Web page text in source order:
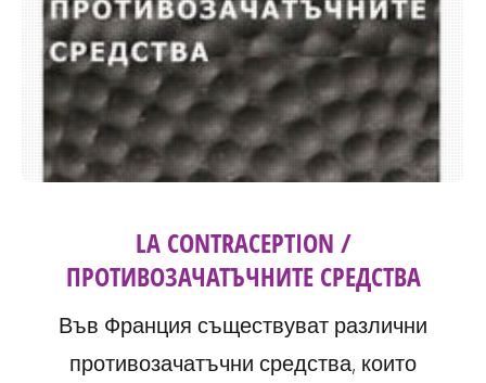
LA CONTRACEPTION /
ПРОТИВОЗАЧАТЪЧНИТЕ СРЕДСТВА
Във Франция съществуват различни
противозачатъчни средства, които